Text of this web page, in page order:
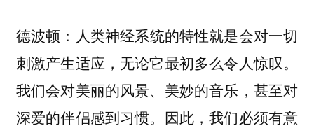
德波顿： 人类神经系统的特性就是会对一切
刺激产生适应，无论它最初多么令人惊叹。
我们会对美丽的风景、美妙的音乐，甚至对
深爱的伴侣感到习惯。因此，我们必须有意